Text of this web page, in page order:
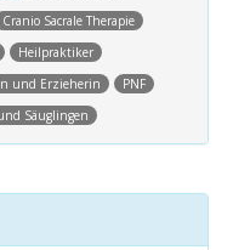
Cranio Sacrale Therapie
Heilpraktiker
und Erzieherin
PNF
Säuglingen